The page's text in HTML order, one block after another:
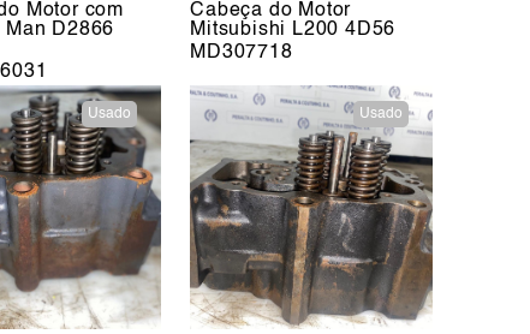
Motor com
D2866
Cabeça do Motor
Mitsubishi L200 4D56
MD307718
Usado Usado